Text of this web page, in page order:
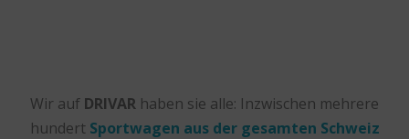
Wir auf DRIVAR haben sie alle: Inzwischen mehrere
hundert Sportwagen aus der gesamten Schweiz